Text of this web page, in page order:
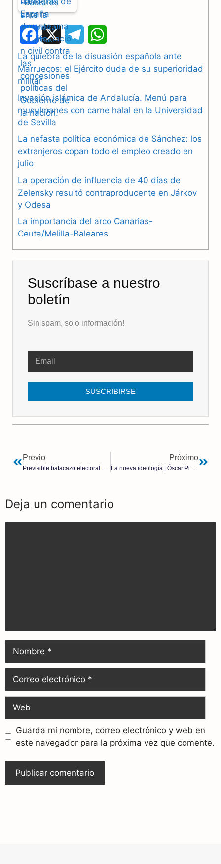
F
a
c
e
b
o
o
X
e
l
g
a
h
a
s
p
La quiebra de la disuasión española ante
Marruecos: el Ejército duda de su superioridad
militar
Invasión islámica de Andalucía. Menú para
musulmanes con carne halal en la Universidad
de Sevilla
La nefasta política económica de Sánchez: los
extranjeros copan todo el empleo creado en
julio
La operación de influencia de 40 días de
Zelensky resultó contraproducente en Járkov
y Odesa
La importancia del arco Canarias-
Ceuta/Melilla-Baleares
Suscríbase a nuestro
boletín
Sin spam, solo información!
SUSCRIBIRSE
Previo Próximo
Deja un comentario
Guarda mi nombre, correo electrónico y web en
este navegador para la próxima vez que comente.